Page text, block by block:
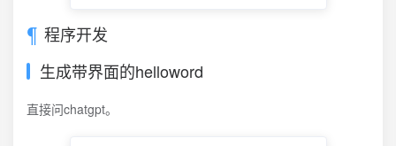
程序开发
生成带界面的helloword
直接问chatgpt。